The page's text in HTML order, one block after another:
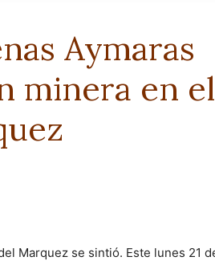
Aymaras
minera en el
Marquez se sintió. Este lunes 21